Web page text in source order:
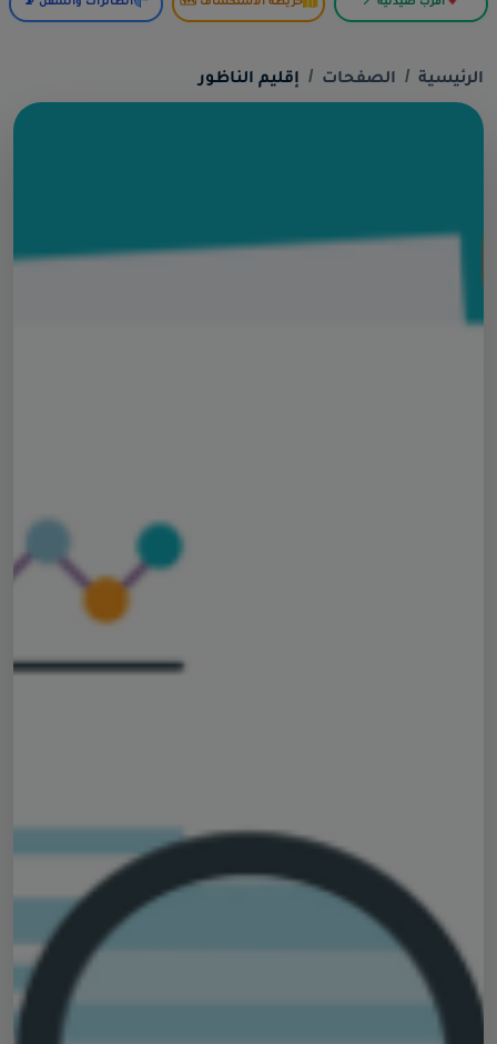
أقرب صيدلية 📍 خريطة الاستكشاف 🗺️ الطائرات والسفن 📡
الرئيسية الصفحات إقليم الناظور